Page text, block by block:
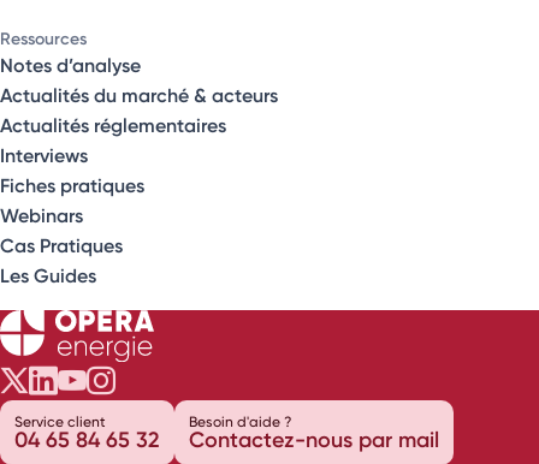
Ressources
Notes d’analyse
Actualités du marché & acteurs
Actualités réglementaires
Interviews
Fiches pratiques
Webinars
Cas Pratiques
Les Guides
Opéra Énergie sur Twitter
Opéra Énergie sur LinkedIn
Opéra Énergie sur Youtube
Opéra Énergie sur Instagram
Service client
04 65 84 65 32
Besoin d'aide ?
Contactez-nous par mail